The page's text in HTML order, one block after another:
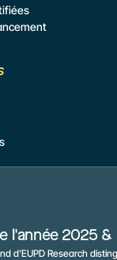
l'année 2025
d’EUPD Research